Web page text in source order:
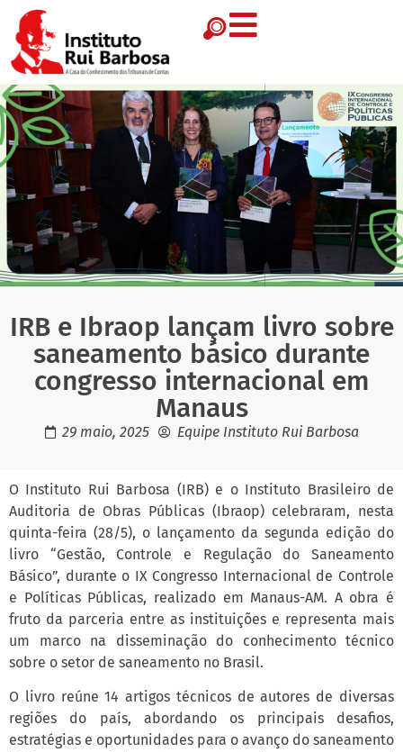
IRB e Ibraop lançam livro sobre
saneamento básico durante
congresso internacional em
Manaus
29 maio, 2025 Equipe Instituto Rui Barbosa
O Instituto Rui Barbosa (IRB) e o Instituto Brasileiro de
Auditoria de Obras Públicas (Ibraop) celebraram, nesta
quinta-feira (28/5), o lançamento da segunda edição do
livro “Gestão, Controle e Regulação do Saneamento
Básico”, durante o IX Congresso Internacional de Controle
e Políticas Públicas, realizado em Manaus-AM. A obra é
fruto da parceria entre as instituições e representa mais
um marco na disseminação do conhecimento técnico
sobre o setor de saneamento no Brasil.
O livro reúne 14 artigos técnicos de autores de diversas
regiões do país, abordando os principais desafios,
estratégias e oportunidades para o avanço do saneamento